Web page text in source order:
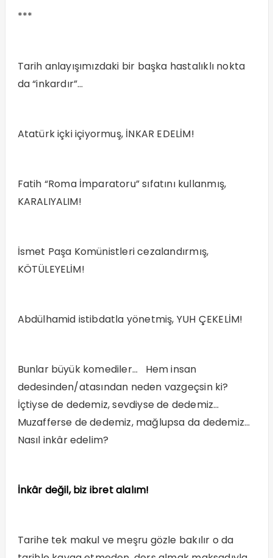
***
Tarih anlayışımızdaki bir başka hastalıklı nokta
da “inkardır”…
Atatürk içki içiyormuş, İNKAR EDELİM!
Fatih “Roma İmparatoru” sıfatını kullanmış,
KARALIYALIM!
İsmet Paşa Komünistleri cezalandırmış,
KÖTÜLEYELİM!
Abdülhamid istibdatla yönetmiş, YUH ÇEKELİM!
Bunlar büyük komediler… Hem insan
dedesinden/atasından neden vazgeçsin ki?
İçtiyse de dedemiz, sevdiyse de dedemiz…
Muzafferse de dedemiz, mağlupsa da dedemiz…
Nasıl inkâr edelim?
İnkâr değil, biz ibret alalım!
Tarihe tek makul ve meşru gözle bakılır o da